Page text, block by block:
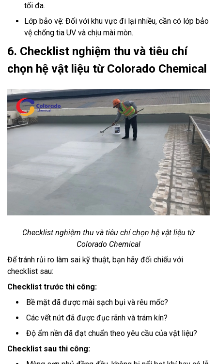
tối đa.
Lớp bảo vệ: Đối với khu vực đi lại nhiều, cần có lớp bảo
vệ chống tia UV và chịu mài mòn.
6. Checklist nghiệm thu và tiêu chí
chọn hệ vật liệu từ Colorado Chemical
Checklist nghiệm thu và tiêu chí chọn hệ vật liệu từ
Colorado Chemical
Để tránh rủi ro làm sai kỹ thuật, bạn hãy đối chiếu với
checklist sau:
Checklist trước thi công:
Bề mặt đã được mài sạch bụi và rêu mốc?
Các vết nứt đã được đục rãnh và trám kín?
Độ ẩm nền đã đạt chuẩn theo yêu cầu của vật liệu?
Checklist sau thi công: